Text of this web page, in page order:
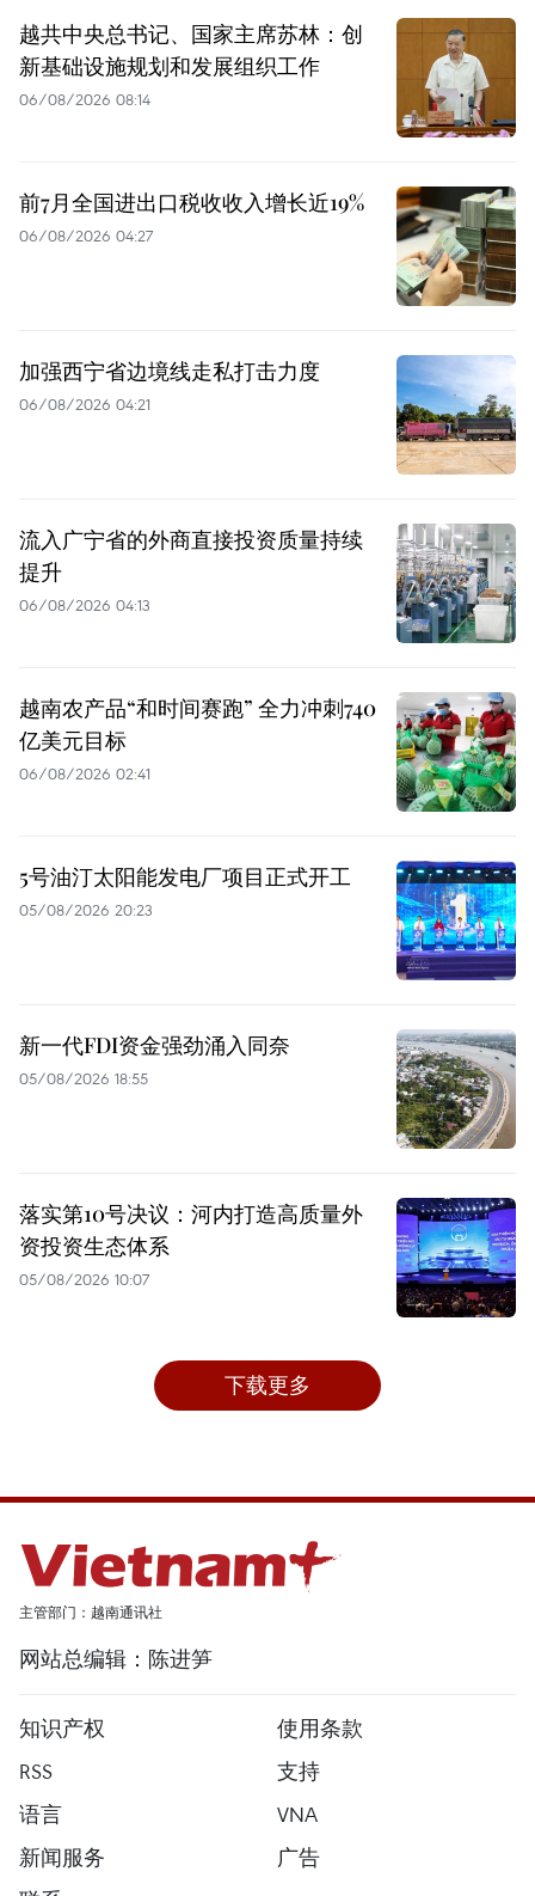
越共中央总书记、国家主席苏林：创
新基础设施规划和发展组织工作
06/08/2026 08:14
前7月全国进出口税收收入增长近19%
06/08/2026 04:27
加强西宁省边境线走私打击力度
06/08/2026 04:21
流入广宁省的外商直接投资质量持续
提升
06/08/2026 04:13
越南农产品“和时间赛跑” 全力冲刺740
亿美元目标
06/08/2026 02:41
5号油汀太阳能发电厂项目正式开工
05/08/2026 20:23
新一代FDI资金强劲涌入同奈
05/08/2026 18:55
落实第10号决议：河内打造高质量外
资投资生态体系
05/08/2026 10:07
下载更多
主管部门：越南通讯社
网站总编辑：陈进笋
知识产权
使用条款
RSS
支持
语言
VNA
新闻服务
广告